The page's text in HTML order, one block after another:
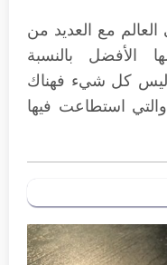
مع العديد من
الأفضل بالنسبة
ليس كل شيء فهناك
استطاعت فيها